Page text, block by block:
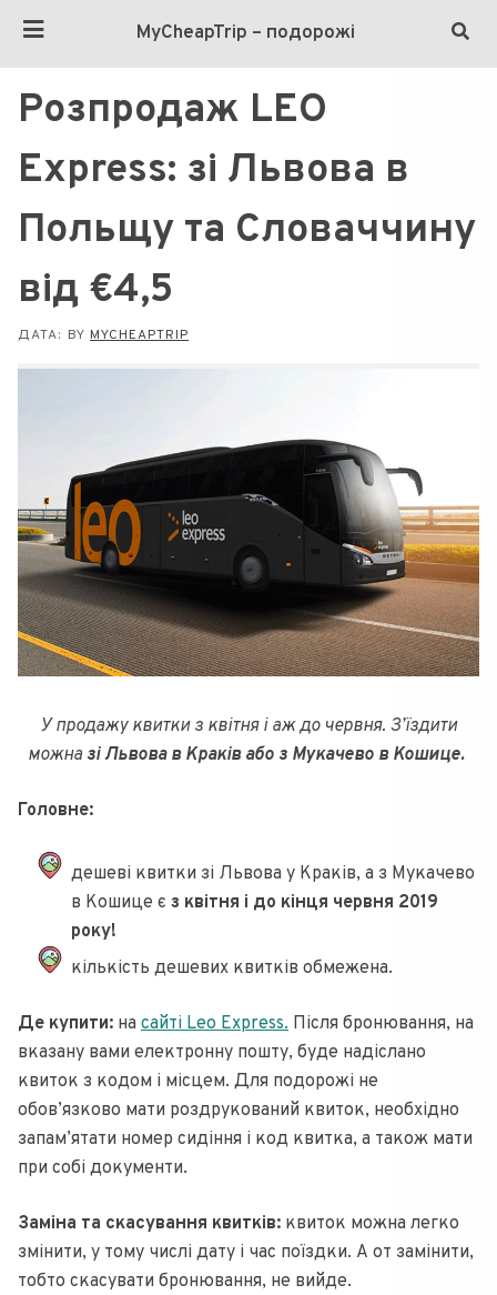
MyCheapTrip – подорожі
Розпродаж LEO
Express: зі Львова в
Польщу та Словаччину
від €4,5
ДАТА: BY MYCHEAPTRIP
У продажу квитки з квітня і аж до червня. З’їздити
можна зі Львова в Краків або з Мукачево в Кошице.
Головне:
дешеві квитки зі Львова у Краків, а з Мукачево
в Кошице є з квітня і до кінця червня 2019
року!
кількість дешевих квитків обмежена.
Де купити: на сайті Leo Express. Після бронювання, на
вказану вами електронну пошту, буде надіслано
квиток з кодом і місцем. Для подорожі не
обов’язково мати роздрукований квиток, необхідно
запам’ятати номер сидіння і код квитка, а також мати
при собі документи.
Заміна та скасування квитків: квиток можна легко
змінити, у тому числі дату і час поїздки. А от замінити,
тобто скасувати бронювання, не вийде.